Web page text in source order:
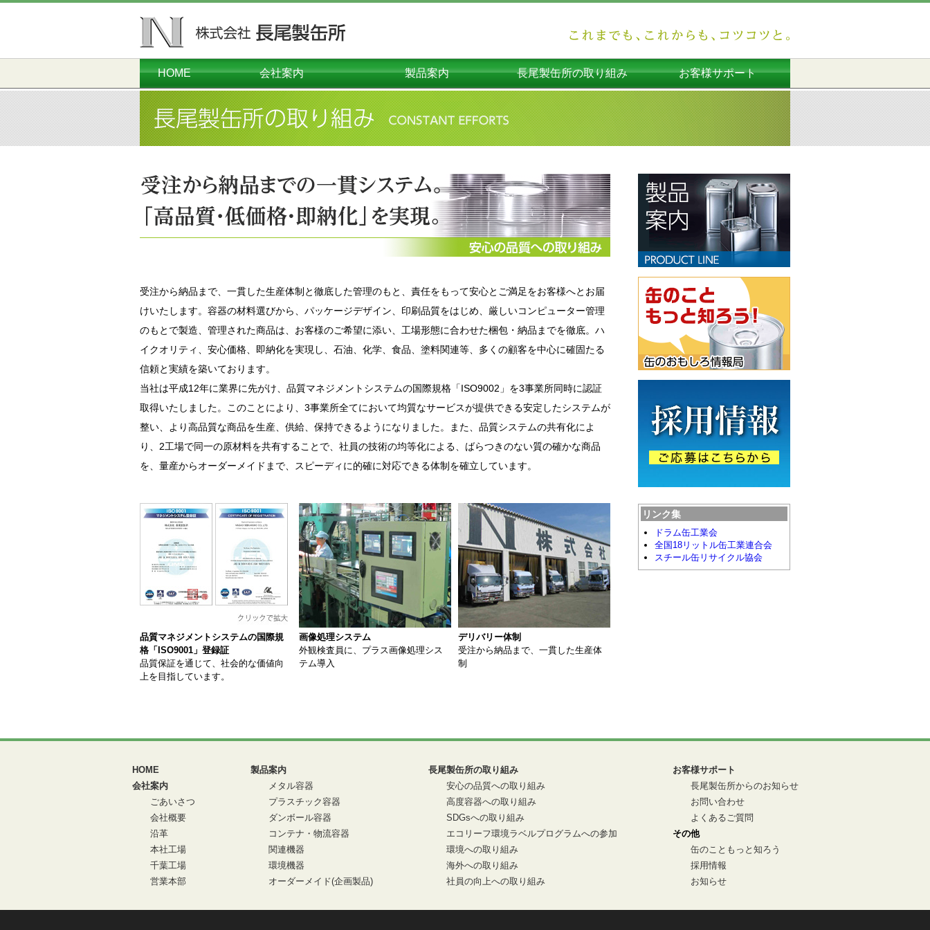
HOME 会社案内
ごあいさつ
会社概要
沿革
本社工場
千葉工場
営業本部
製品案内
メタル容器
プラスチック容器
ダンボール容器
コンテナ・物流容器
関連機器
環境機器
オーダーメイド（企画製品）
長尾製缶所の取り組み
安心の品質への取り組み
高度容器への取り組み
SDGsへの取り組み
エコリーフ環境ラベルの運用
環境への取り組み
海外への取り組み
社員の向上への取り組み
お客様サポート
長尾製缶所からのお知らせ
お問い合わせ
よくあるご質問
受注から納品まで、一貫した生産体制と徹底した管理のもと、責任をもって安心とご満足をお客様へとお届
けいたします。容器の材料選びから、パッケージデザイン、印刷品質をはじめ、厳しいコンピューター管理
のもとで製造、管理された商品は、お客様のご希望に添い、工場形態に合わせた梱包・納品までを徹底。ハ
イクオリティ、安心価格、即納化を実現し、石油、化学、食品、塗料関連等、多くの顧客を中心に確固たる
信頼と実績を築いております。
当社は平成12年に業界に先がけ、品質マネジメントシステムの国際規格「ISO9002」を3事業所同時に認証
取得いたしました。このことにより、3事業所全てにおいて均質なサービスが提供できる安定したシステムが
整い、より高品質な商品を生産、供給、保持できるようになりました。また、品質システムの共有化によ
り、2工場で同一の原材料を共有することで、社員の技術の均等化による、ばらつきのない質の確かな商品
を、量産からオーダーメイドまで、スピーディに的確に対応できる体制を確立しています。
品質マネジメントシステムの国際規
格「ISO9001」登録証
品質保証を通じて、社会的な価値向
上を目指しています。
画像処理システム
外観検査員に、プラス画像処理シス
テム導入
デリバリー体制
受注から納品まで、一貫した生産体
制
リンク集
ドラム缶工業会
全国18リットル缶工業連合会
スチール缶リサイクル協会
HOME
会社案内
ごあいさつ
会社概要
沿革
本社工場
千葉工場
営業本部
製品案内
メタル容器
プラスチック容器
ダンボール容器
コンテナ・物流容器
関連機器
環境機器
オーダーメイド(企画製品)
長尾製缶所の取り組み
安心の品質への取り組み
高度容器への取り組み
SDGsへの取り組み
エコリーフ環境ラベルプログラムへの参加
環境への取り組み
海外への取り組み
社員の向上への取り組み
お客様サポート
長尾製缶所からのお知らせ
お問い合わせ
よくあるご質問
その他
缶のこともっと知ろう
採用情報
お知らせ